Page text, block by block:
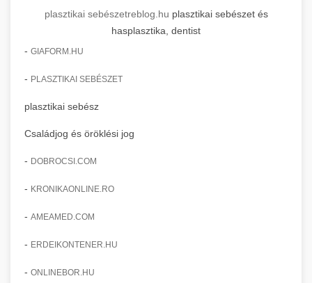
plasztikai sebészetreblog.hu plasztikai sebészet és
hasplasztika, dentist
- GIAFORM.HU
- PLASZTIKAI SEBÉSZET
plasztikai sebész
Családjog és öröklési jog
- DOBROCSI.COM
- KRONIKAONLINE.RO
- AMEAMED.COM
- ERDEIKONTENER.HU
- ONLINEBOR.HU